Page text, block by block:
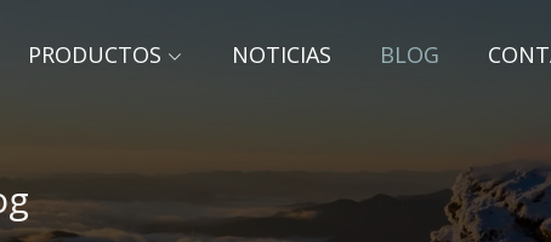
PRODUCTOS NOTICIAS BLOG